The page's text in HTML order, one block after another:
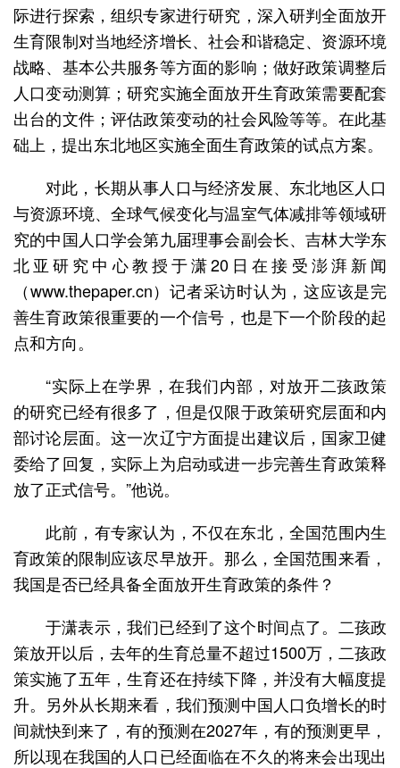
际进行探索，组织专家进行研究，深入研判全面放开
生育限制对当地经济增长、社会和谐稳定、资源环境
战略、基本公共服务等方面的影响；做好政策调整后
人口变动测算；研究实施全面放开生育政策需要配套
出台的文件；评估政策变动的社会风险等等。在此基
础上，提出东北地区实施全面生育政策的试点方案。
对此，长期从事人口与经济发展、东北地区人口
与资源环境、全球气候变化与温室气体减排等领域研
究的中国人口学会第九届理事会副会长、吉林大学东
北亚研究中心教授于潇20日在接受澎湃新闻
（www.thepaper.cn）记者采访时认为，这应该是完
善生育政策很重要的一个信号，也是下一个阶段的起
点和方向。
“实际上在学界，在我们内部，对放开二孩政策
的研究已经有很多了，但是仅限于政策研究层面和内
部讨论层面。这一次辽宁方面提出建议后，国家卫健
委给了回复，实际上为启动或进一步完善生育政策释
放了正式信号。”他说。
此前，有专家认为，不仅在东北，全国范围内生
育政策的限制应该尽早放开。那么，全国范围来看，
我国是否已经具备全面放开生育政策的条件？
于潇表示，我们已经到了这个时间点了。二孩政
策放开以后，去年的生育总量不超过1500万，二孩政
策实施了五年，生育还在持续下降，并没有大幅度提
升。另外从长期来看，我们预测中国人口负增长的时
间就快到来了，有的预测在2027年，有的预测更早，
所以现在我国的人口已经面临在不久的将来会出现出